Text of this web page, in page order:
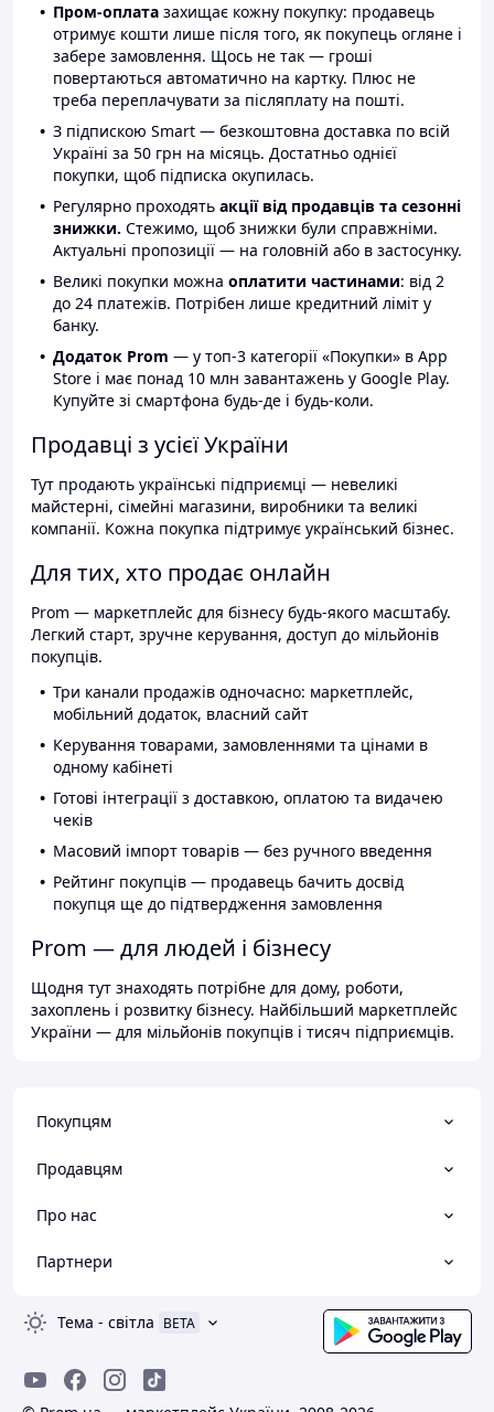
Пром-оплата захищає кожну покупку: продавець
отримує кошти лише після того, як покупець огляне і
забере замовлення. Щось не так — гроші
повертаються автоматично на картку. Плюс не
треба переплачувати за післяплату на пошті.
З підпискою Smart — безкоштовна доставка по всій
Україні за 50 грн на місяць. Достатньо однієї
покупки, щоб підписка окупилась.
Регулярно проходять акції від продавців та сезонні
знижки. Стежимо, щоб знижки були справжніми.
Актуальні пропозиції — на головній або в застосунку.
Великі покупки можна оплатити частинами: від 2
до 24 платежів. Потрібен лише кредитний ліміт у
банку.
Додаток Prom — у топ-3 категорії «Покупки» в App
Store і має понад 10 млн завантажень у Google Play.
Купуйте зі смартфона будь-де і будь-коли.
Продавці з усієї України
Тут продають українські підприємці — невеликі
майстерні, сімейні магазини, виробники та великі
компанії. Кожна покупка підтримує український бізнес.
Для тих, хто продає онлайн
Prom — маркетплейс для бізнесу будь-якого масштабу.
Легкий старт, зручне керування, доступ до мільйонів
покупців.
Три канали продажів одночасно: маркетплейс,
мобільний додаток, власний сайт
Керування товарами, замовленнями та цінами в
одному кабінеті
Готові інтеграції з доставкою, оплатою та видачею
чеків
Масовий імпорт товарів — без ручного введення
Рейтинг покупців — продавець бачить досвід
покупця ще до підтвердження замовлення
Prom — для людей і бізнесу
Щодня тут знаходять потрібне для дому, роботи,
захоплень і розвитку бізнесу. Найбільший маркетплейс
України — для мільйонів покупців і тисяч підприємців.
Покупцям
Продавцям
Про нас
Партнери
Тема - світла BETA